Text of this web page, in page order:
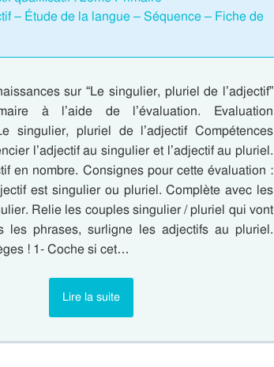
– Étude de la langue – Séquence – Fiche de
sur “Le singulier, pluriel de l’adjectif”
à l’aide de l’évaluation. Evaluation
singulier, pluriel de l’adjectif Compétences
l’adjectif au singulier et l’adjectif au pluriel.
en nombre. Consignes pour cette évaluation :
est singulier ou pluriel. Complète avec les
Relie les couples singulier / pluriel qui vont
les phrases, surligne les adjectifs au pluriel.
! 1- Coche si cet…
Lire la suite